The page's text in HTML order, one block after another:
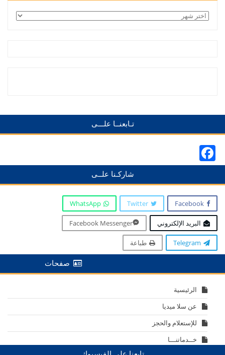
الأرشيف
تـابعنــا علـــى
شاركـنا علــى
Facebook
Twitter
WhatsApp
البريد الإلكتروني Facebook Messenger
Telegram طباعة
صفحات
الرئيسية
عن سلا ميديا
للإستعلام والحجز
خــدماتنـــا